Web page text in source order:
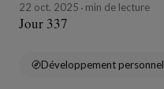
22 oct. 2025 min de lecture
Jour 337
Développement personnel